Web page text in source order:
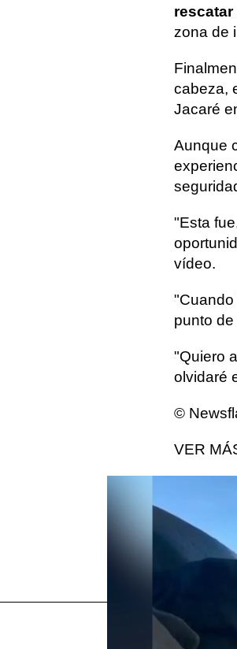
rescatar
zona de
cabeza,
Jacaré
Aunque
"Esta
vídeo.
"Cuando
punto
"Quiero
olvidaré
©
VER